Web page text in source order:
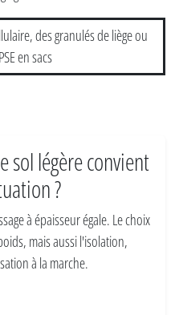
des granulés de liège ou
en sacs
sol légère convient
?
à épaisseur égale. Le choix
mais aussi l'isolation,
à la marche.